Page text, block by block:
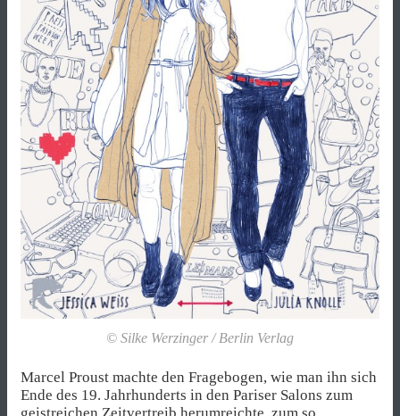
© Silke Werzinger / Berlin Verlag
Marcel Proust machte den Fragebogen, wie man ihn sich
Ende des 19. Jahrhunderts in den Pariser Salons zum